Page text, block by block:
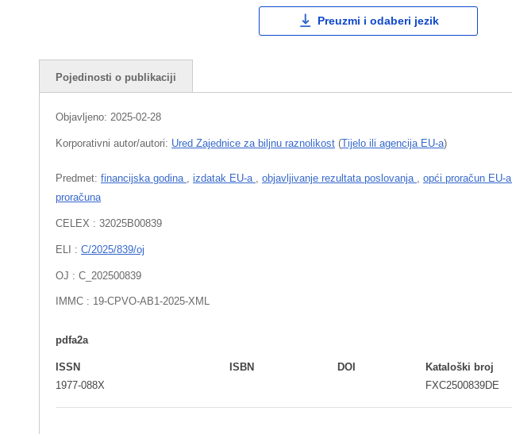
Preuzmi i odaberi jezik
Pojedinosti o publikaciji
Objavljeno: 2025-02-28
Korporativni autor/autori: Ured Zajednice za biljnu raznolikost (Tijelo ili agencija EU-a)
Predmet: financijska godina izdatak EU-a objavljivanje rezultata poslovanja opći proračun EU-a
proračuna
CELEX : 32025B00839
ELI : C/2025/839/oj
OJ : C_202500839
IMMC : 19-CPVO-AB1-2025-XML
pdfa2a
ISSN
1977-088X
ISBN DOI
Kataloški broj
FXC2500839DE